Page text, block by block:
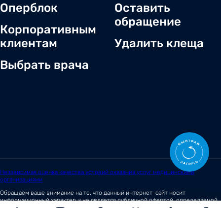
Оперблок
Корпоративным
клиентам
Выбрать врача
Оставить
обращение
Удалить клеща
Независимая оценка качества условий оказания услуг медицинскими
организациями
Обращаем ваше внимание на то, что данный интернет-сайт носит
информационный характер и не является публичной офертой, определяемой